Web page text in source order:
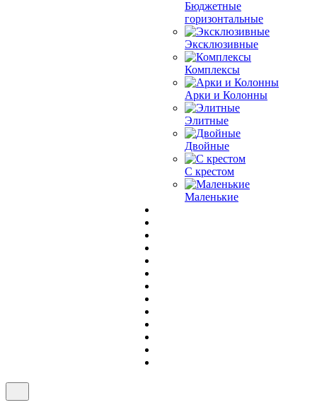
Бюджетные
горизонтальные
Эксклюзивные
Комплексы
Арки и Колонны
Элитные
Двойные
С крестом
Маленькие